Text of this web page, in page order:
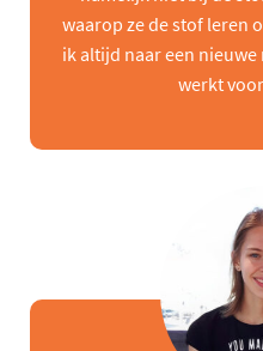
waarop ze de stof leren
ik altijd naar een
werkt